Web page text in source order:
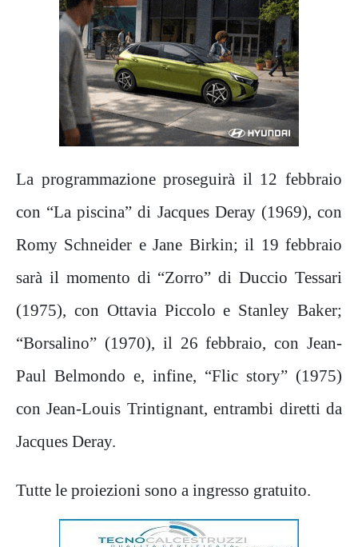
La programmazione proseguirà il 12 febbraio
con “La piscina” di Jacques Deray (1969), con
Romy Schneider e Jane Birkin; il 19 febbraio
sarà il momento di “Zorro” di Duccio Tessari
(1975), con Ottavia Piccolo e Stanley Baker;
“Borsalino” (1970), il 26 febbraio, con Jean-
Paul Belmondo e, infine, “Flic story” (1975)
con Jean-Louis Trintignant, entrambi diretti da
Jacques Deray.
Tutte le proiezioni sono a ingresso gratuito.